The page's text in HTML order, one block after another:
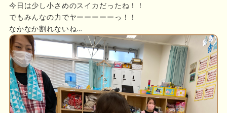
今日は少し小さめのスイカだったね！！
でもみんなの力でヤーーーーーっ！！
なかなか割れないね…